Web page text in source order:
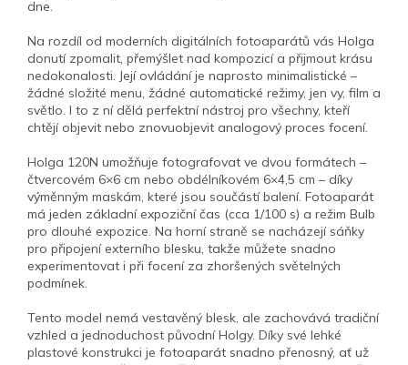
dne.
Na rozdíl od moderních digitálních fotoaparátů vás Holga
donutí zpomalit, přemýšlet nad kompozicí a přijmout krásu
nedokonalosti. Její ovládání je naprosto minimalistické –
žádné složité menu, žádné automatické režimy, jen vy, film a
světlo. I to z ní dělá perfektní nástroj pro všechny, kteří
chtějí objevit nebo znovuobjevit analogový proces focení.
Holga 120N umožňuje fotografovat ve dvou formátech –
čtvercovém 6×6 cm nebo obdélníkovém 6×4,5 cm – díky
výměnným maskám, které jsou součástí balení. Fotoaparát
má jeden základní expoziční čas (cca 1/100 s) a režim Bulb
pro dlouhé expozice. Na horní straně se nacházejí sáňky
pro připojení externího blesku, takže můžete snadno
experimentovat i při focení za zhoršených světelných
podmínek.
Tento model nemá vestavěný blesk, ale zachovává tradiční
vzhled a jednoduchost původní Holgy. Díky své lehké
plastové konstrukci je fotoaparát snadno přenosný, ať už